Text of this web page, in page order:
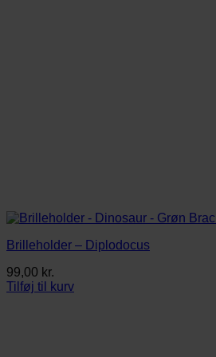
Brilleholder – Diplodocus
99,00 kr.
Tilføj til kurv